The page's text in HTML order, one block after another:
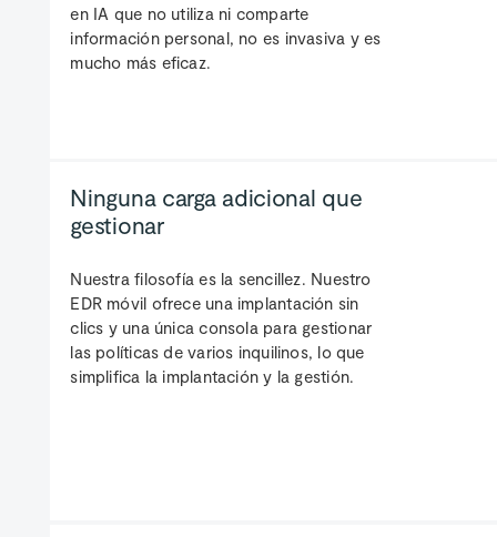
en IA que no utiliza ni comparte
información personal, no es invasiva y es
mucho más eficaz.
Ninguna carga adicional que
gestionar
Nuestra filosofía es la sencillez. Nuestro
EDR móvil ofrece una implantación sin
clics y una única consola para gestionar
las políticas de varios inquilinos, lo que
simplifica la implantación y la gestión.